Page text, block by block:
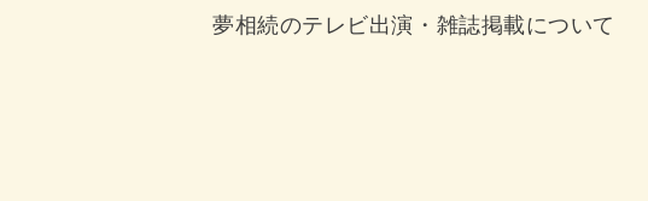
夢相続のテレビ出演・雑誌掲載について